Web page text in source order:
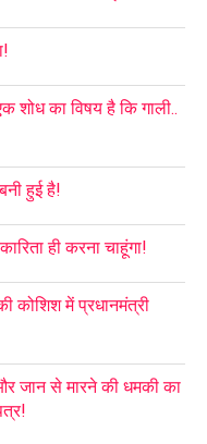
शोध का विषय है कि गाली..
हुई है!
ही करना चाहूंगा!
में प्रधानमंत्री
जान से मारने की धमकी का